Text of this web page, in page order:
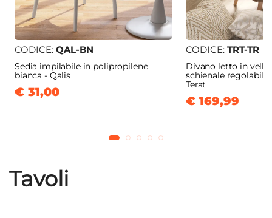
CODICE: QAL-BN
Sedia impilabile in polipropilene
bianca - Qalis
€ 31,00
CODICE: TRT-TR
Divano letto in
schienale regolabile
Terat
€ 169,99
Tavoli